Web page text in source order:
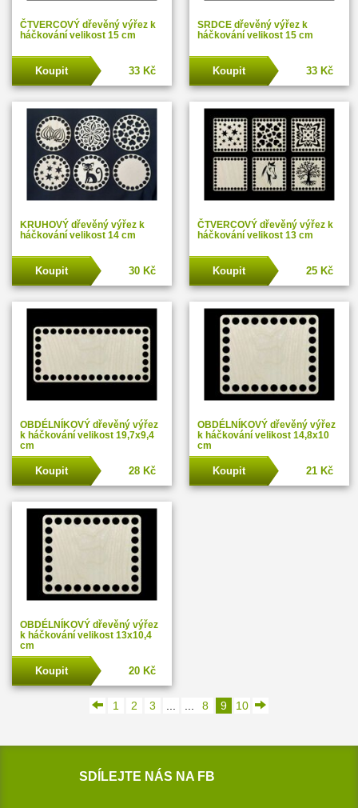
ČTVERCOVÝ dřevěný výřez k
háčkování velikost 15 cm
33 Kč
Koupit
SRDCE dřevěný výřez k
háčkování velikost 15 cm
33 Kč
Koupit
KRUHOVÝ dřevěný výřez k
háčkování velikost 14 cm
30 Kč
Koupit
ČTVERCOVÝ dřevěný výřez k
háčkování velikost 13 cm
25 Kč
Koupit
OBDÉLNÍKOVÝ dřevěný výřez
k háčkování velikost 19,7x9,4
cm
28 Kč
Koupit
OBDÉLNÍKOVÝ dřevěný výřez
k háčkování velikost 14,8x10
cm
21 Kč
Koupit
OBDÉLNÍKOVÝ dřevěný výřez
k háčkování velikost 13x10,4
cm
20 Kč
Koupit
1 2 3 8 9 10
SDÍLEJTE NÁS NA FB